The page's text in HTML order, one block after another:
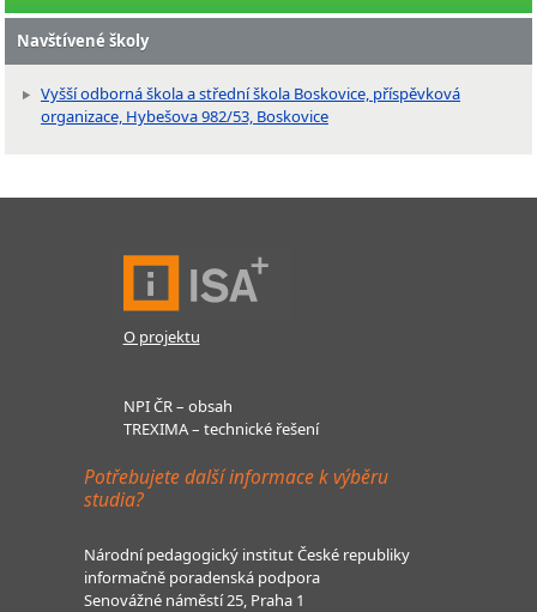
Navštívené školy
Vyšší odborná škola a střední škola Boskovice, příspěvková
organizace, Hybešova 982/53, Boskovice
O projektu
NPI ČR – obsah
TREXIMA – technické řešení
Potřebujete další informace k výběru
studia?
Národní pedagogický institut České republiky
informačně poradenská podpora
Senovážné náměstí 25, Praha 1